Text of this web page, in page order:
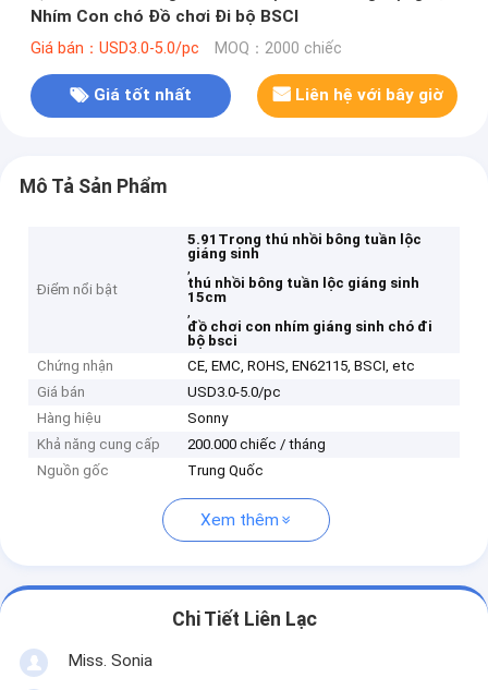
Nhím Con chó Đồ chơi Đi bộ BSCI
Giá bán：USD3.0-5.0/pc MOQ：2000 chiếc
Giá tốt nhất Liên hệ với bây giờ
Mô Tả Sản Phẩm
Điểm nổi bật
5.91Trong thú nhồi bông tuần lộc
giáng sinh
,
thú nhồi bông tuần lộc giáng sinh
15cm
,
đồ chơi con nhím giáng sinh chó đi
bộ bsci
Chứng nhận
CE, EMC, ROHS, EN62115, BSCI, etc
Giá bán
USD3.0-5.0/pc
Hàng hiệu
Sonny
Khả năng cung cấp
200.000 chiếc / tháng
Nguồn gốc
Trung Quốc
Xem thêm
Chi Tiết Liên Lạc
Miss. Sonia